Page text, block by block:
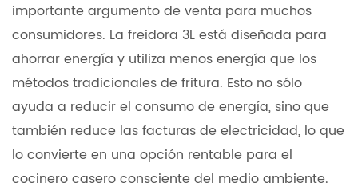
importante argumento de venta para muchos
consumidores. La freidora 3L está diseñada para
ahorrar energía y utiliza menos energía que los
métodos tradicionales de fritura. Esto no sólo
ayuda a reducir el consumo de energía, sino que
también reduce las facturas de electricidad, lo que
lo convierte en una opción rentable para el
cocinero casero consciente del medio ambiente.